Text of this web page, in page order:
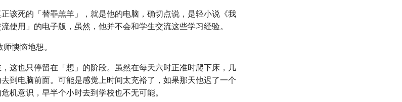
该死的「替罪羔羊」，就是他的电脑，确切点说，是轻小说《我
使用」的电子版，虽然，他并不会和学生交流这些学习经验。
懊恼地想。
这也只停留在「想」的阶段。虽然在每天六时正准时爬下床，几
到电脑前面。可能是感觉上时间太充裕了，如果那天他迟了一个
机意识，早半个小时去到学校也不无可能。